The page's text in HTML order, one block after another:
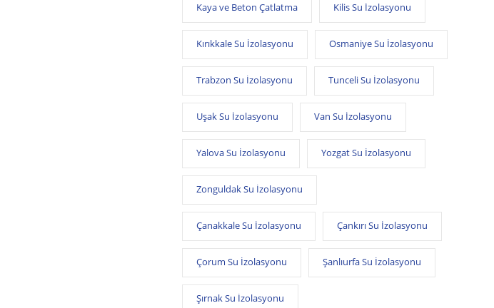
Kaya ve Beton Çatlatma Kilis Su İzolasyonu
Kırıkkale Su İzolasyonu Osmaniye Su İzolasyonu
Trabzon Su İzolasyonu Tunceli Su İzolasyonu
Uşak Su İzolasyonu Van Su İzolasyonu
Yalova Su İzolasyonu Yozgat Su İzolasyonu
Zonguldak Su İzolasyonu
Çanakkale Su İzolasyonu Çankırı Su İzolasyonu
Çorum Su İzolasyonu Şanlıurfa Su İzolasyonu
Şırnak Su İzolasyonu